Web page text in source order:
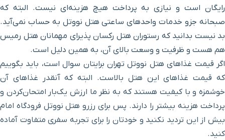
حمام نواب (قتلگاه کریم
آبمنگل)
ایستگاه قطار
شهری امام
خمینی(ره)
۱ ساعت و ۲ دقیقه با خودرو (۵۳ کیلومتر و ۵۶۷ متر)
خلوت کریم
خانی
۱ ساعت و ۳ دقیقه با خودرو (۵۳ کیلومتر و ۶۳۳ متر)
رایگان است و نیازی به پرداخت هیچ هزینه‌ای نیست. البته که
صبحانه جزو خدمات واحدهای ساعتی هتل نووتل به حساب نمی‌آید.
بد نیست بدانید که رستوران هتل رکسان پذیرای مهمانان هتل رمیس
هم هست و ظرفیت و وسعت بالای آن، به همین دلیل است.
اگر قیمت غذاهای هتل نووتل تهران برایتان سوال است، باید بگوییم
که قیمت غذاهای این هتل بالاست. البته که آنقدر غذاهای آن
خوشمزه و با کیفیت هستند که به نظر ما ارزش یک‌بار امتحان‌کردن و
پرداخت هزینه بیشتر را دارند. پس برای رزرو هتل نووتل فرودگاه امام
بیش از این تردید نکنید و خودتان را برای تجربه سفری متفاوت آماده
کنید.